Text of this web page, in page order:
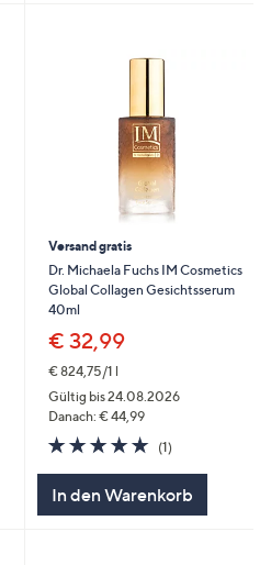
Versand gratis
Dr. Michaela Fuchs IM Cosmetics
Global Collagen Gesichtsserum
40ml
€ 32,99
€ 824,75/1 l
Gültig bis 24.08.2026
Danach: € 44,99
5.0
von
(1)
In den Warenkorb